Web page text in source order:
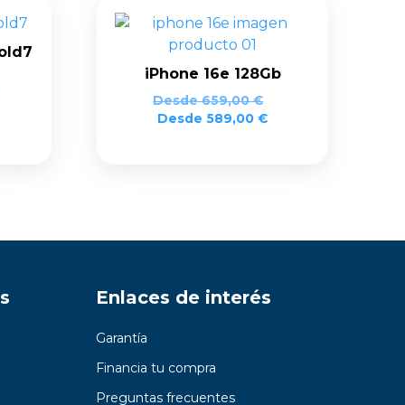
iPhone 16e 128Gb
Desde659,00€
Desde 589,00 €
Enlaces de interés
Garantía
Financia tu compra
Preguntas frecuentes